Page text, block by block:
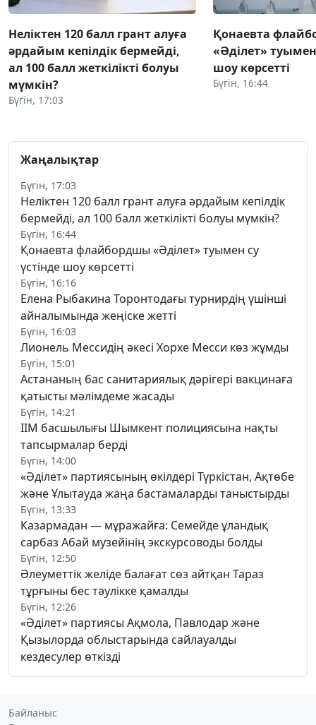
Неліктен 120 балл грант алуға
әрдайым кепілдік бермейді,
ал 100 балл жеткілікті болуы
мүмкін?
Бүгін, 17:03
Қонаевта
«Әділет» туымен
шоу көрсетті
Бүгін, 16:44
Жаңалықтар
Бүгін, 17:03
Неліктен 120 балл грант алуға әрдайым кепілдік
бермейді, ал 100 балл жеткілікті болуы мүмкін?
Бүгін, 16:44
Қонаевта флайбордшы «Әділет» туымен су
үстінде шоу көрсетті
Бүгін, 16:16
Елена Рыбакина Торонтодағы турнирдің үшінші
айналымында жеңіске жетті
Бүгін, 16:03
Лионель Мессидің әкесі Хорхе Месси көз жұмды
Бүгін, 15:01
Астананың бас санитариялық дәрігері вакцинаға
қатысты мәлімдеме жасады
Бүгін, 14:21
ІІМ басшылығы Шымкент полициясына нақты
тапсырмалар берді
Бүгін, 14:00
«Әділет» партиясының өкілдері Түркістан, Ақтөбе
және Ұлытауда жаңа бастамаларды таныстырды
Бүгін, 13:33
Казармадан — мұражайға: Семейде ұландық
сарбаз Абай музейінің экскурсоводы болды
Бүгін, 12:50
Әлеуметтік желіде балағат сөз айтқан Тараз
тұрғыны бес тәулікке қамалды
Бүгін, 12:26
«Әділет» партиясы Ақмола, Павлодар және
Қызылорда облыстарында сайлауалды
кездесулер өткізді
Байланыс